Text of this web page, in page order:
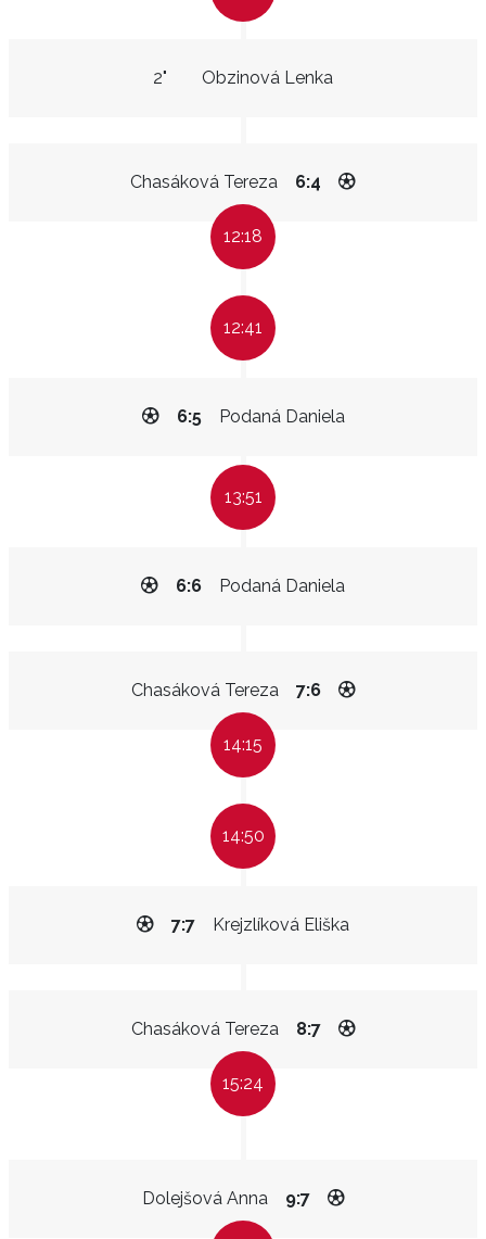
Obzinová Lenka
2"
Chasáková Tereza 6:4
12:18
12:41
Podaná Daniela
6:5
13:51
Podaná Daniela
6:6
Chasáková Tereza 7:6
14:15
14:50
Krejzlíková Eliška
7:7
Chasáková Tereza 8:7
15:24
Dolejšová Anna 9:7